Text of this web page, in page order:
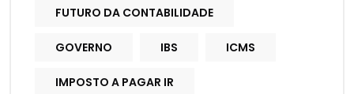
FUTURO DA CONTABILIDADE
GOVERNO IBS ICMS
IMPOSTO A PAGAR IR